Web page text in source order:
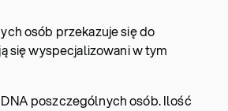
osób przekazuje się do
się wyspecjalizowani w tym
poszczególnych osób. Ilość